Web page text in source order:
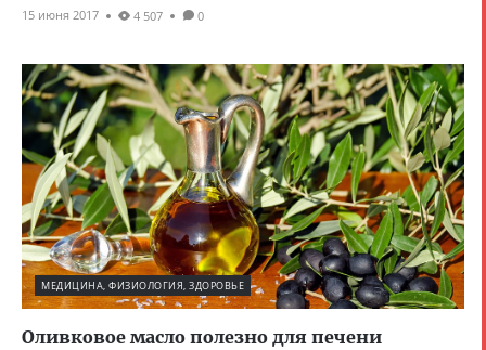
15 июня 2017 4 507 0
МЕДИЦИНА, ФИЗИОЛОГИЯ, ЗДОРОВЬЕ
Оливковое масло полезно для печени